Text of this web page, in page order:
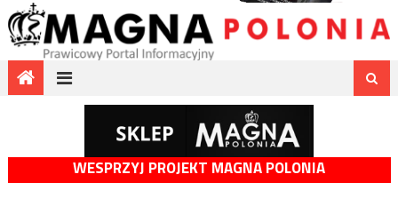
WESPRZYJ PROJEKT MAGNA POLONIA